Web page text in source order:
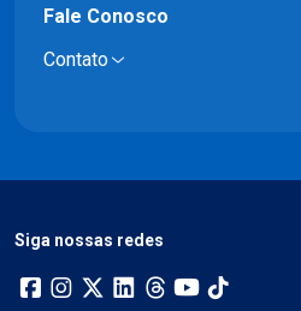
Fale Conosco
Contato
Siga nossas redes